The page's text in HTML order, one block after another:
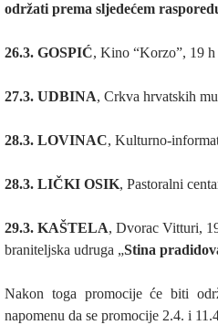
održati prema sljedećem
26.3. GOSPIĆ, Kino “Korzo”, 19 h
27.3. UDBINA, Crkva hrvatskih
28.3. LOVINAC, Kulturno-
28.3. LIČKI OSIK, Pastoralni
29.3. KAŠTELA, Dvorac Vitturi,
braniteljska udruga „Stina
Nakon toga promocije će biti
napomenu da se promocije 2.4. i